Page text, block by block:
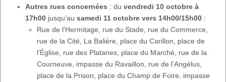
Autres rues concernées : duvendredi 10 octobre à
17h00 jusqu’ausamedi 11 octobre vers 14h00/15h00 :
Rue de l’Hermitage, rue du Stade, rue du Commerce,
rue de la Cité, La Balière, place du Carillon, place de
l’Église, rue des Platanes, place du Marché, rue de la
Courneuve, impasse du Ravaillon, rue de l’Angélus,
place de la Prison, place du Champ de Foire, impasse